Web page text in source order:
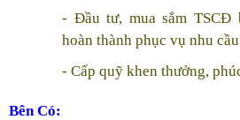
- Đầu tư, mua sắm TSCĐ
hoàn thành phục vụ nhu
- Cấp quỹ khen thưởng,
Bên Có: